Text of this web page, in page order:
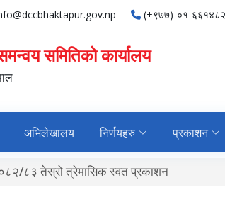
(+९७७)-०१-
समितिको कार्यालय
अभिलेखालय निर्णयहरु प्रकाशन
८३ तेस्रो त्रेमासिक स्वत प्रकाशन